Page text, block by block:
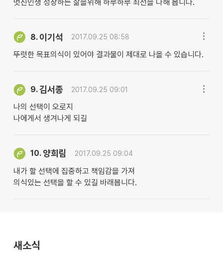
멋진인생 성장하는 삶을위해 하루하루 최선을 다해 봅니다.
8. 이기석 2017.09.25 08:58
뚜렷한 목표의식이 있어야 결과물이 제대로 나올 수 있습니다.
9.김서종 2017.09.25 09:01
나의 선택이 오로지
나에게서 생겨나게 되길
10.양희림 2017.09.25 09:04
내가 할 선택에 집중하고 책임감을 가져
의식있는 선택을 할 수 있길 바래봅니다.
새소식